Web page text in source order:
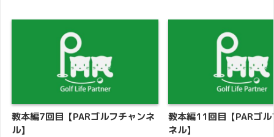
教本編7回目【PARゴルフチャンネ
ル】
教本編11回目【PARゴ
ネル】